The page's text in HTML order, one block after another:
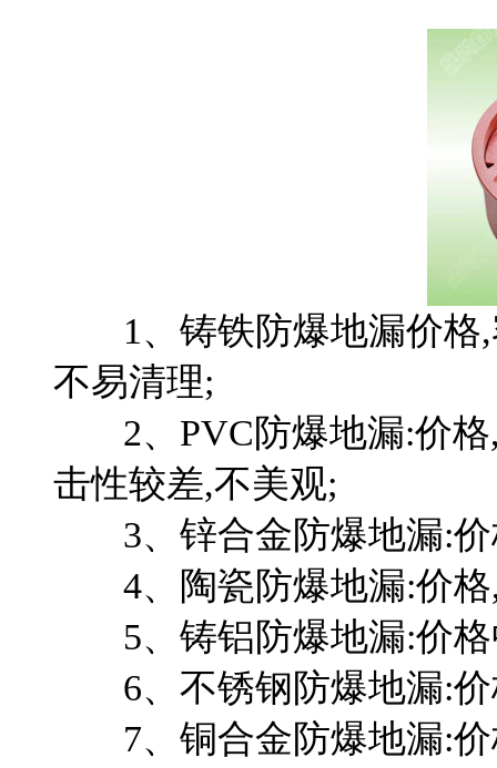
1、铸铁防爆地漏价格,
不易清理;
2、PVC防爆地漏:价格,
击性较差,不美观;
3、锌合金防爆地漏:价
4、陶瓷防爆地漏:价格,
5、铸铝防爆地漏:价格
6、不锈钢防爆地漏:价
7、铜合金防爆地漏:价